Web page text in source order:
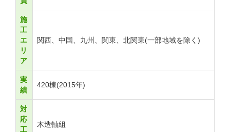
施
工
エ
リ
ア
関西、中国、九州、関東、北関東(一部地域を除く)
実
績
420棟(2015年)
対
応
工
木造軸組